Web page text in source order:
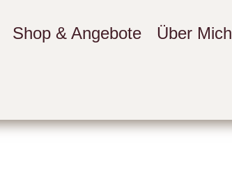
Shop & Angebote Über Mich